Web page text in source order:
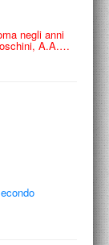
negli anni
A.A.…